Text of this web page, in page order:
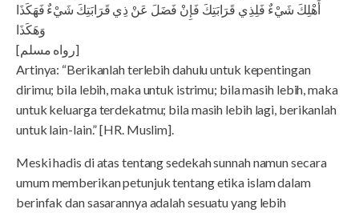
أَهْلِكَ شَيْءٌ فَلِذِي قَرَابَتِكَ فَإِنْ فَضَلَ عَنْ ذِي قَرَابَتِكَ شَيْءٌ فَهَكَذَا
وَهَكَذَا
[رواه مسلم]
Artinya: “Berikanlah terlebih dahulu untuk kepentingan
dirimu; bila lebih, maka untuk istrimu; bila masih lebih, maka
untuk keluarga terdekatmu; bila masih lebih lagi, berikanlah
untuk lain-lain.” [HR. Muslim].
Meski hadis di atas tentang sedekah sunnah namun secara
umum memberikan petunjuk tentang etika islam dalam
berinfak dan sasarannya adalah sesuatu yang lebih